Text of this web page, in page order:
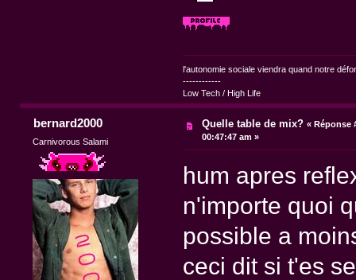
l'autonomie sociale viendra quand notre
------------
Low Tech / High Life
bernard2000
Carnivorous Salami
Quelle table de mix? « Réponse
00:47:47 am »
hum apres
n'importe quoi
possible a
ceci dit si t'es